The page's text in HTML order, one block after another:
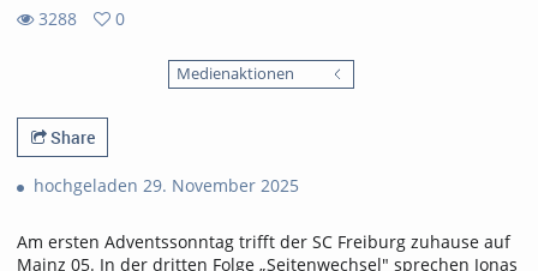
3288
0
Medienaktionen
Share
hochgeladen 29. November 2025
Am ersten Adventssonntag trifft der SC Freiburg zuhause auf
Mainz 05. In der dritten Folge „Seitenwechsel" sprechen Jonas